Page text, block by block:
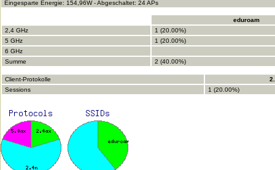
Eingesparte Energie: 154,96W - Abgeschaltet: 24 APs
eduroam
2,4 GHz
1 (20.00%)
5 GHz
1 (20.00%)
6 GHz
Summe
2 (40.00%)
Client-Protokolle
Sessions
1 (20.00%)